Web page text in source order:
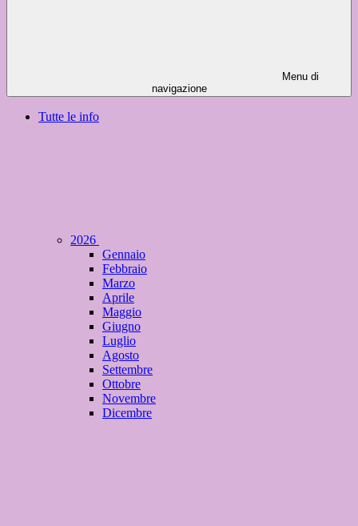
Menu di
navigazione
Tutte le info
2026
Gennaio
Febbraio
Marzo
Aprile
Maggio
Giugno
Luglio
Agosto
Settembre
Ottobre
Novembre
Dicembre